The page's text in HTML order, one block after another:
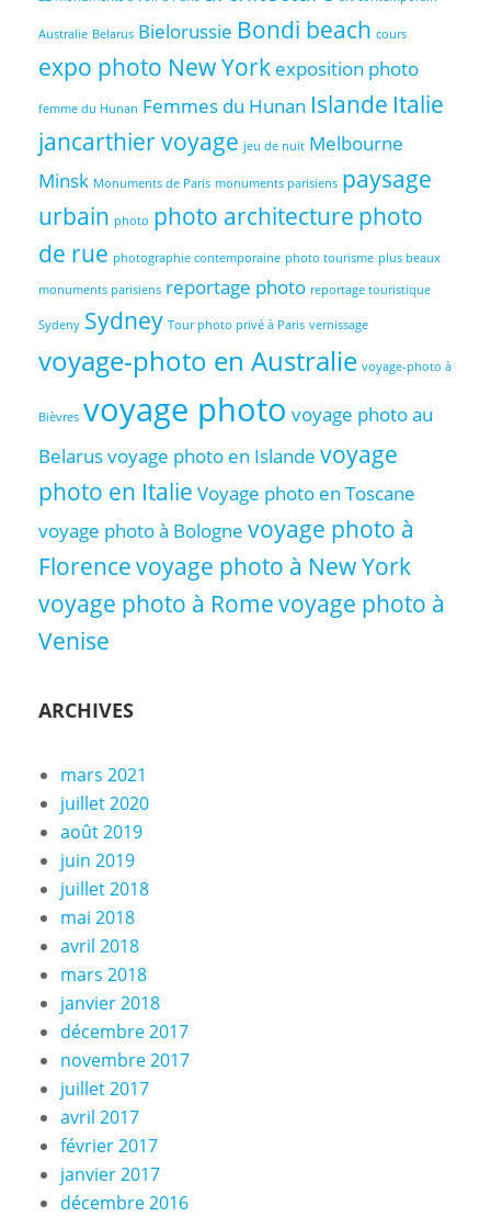
Australie Belarus Bielorussie Bondi beach cours
expo photo New York exposition photo
femme du Hunan Femmes du Hunan Islande Italie
jancarthier voyage jeu de nuit Melbourne
Minsk Monuments de Paris monuments parisiens paysage
urbain photo photo architecture photo
de rue photographie contemporaine photo tourisme plus beaux
monuments parisiens reportage photo reportage touristique
Sydeny Sydney Tour photo privé à Paris vernissage
voyage-photo en Australie voyage-photo à
Bièvres voyage photo voyage photo au
Belarusvoyage photo en Islande voyage
photo en Italie Voyage photo en Toscane
voyage photo à Bologne voyage photo à
Florencevoyage photo à New York
voyage photo à Romevoyage photo à
Venise
ARCHIVES
mars 2021
juillet 2020
août 2019
juin 2019
juillet 2018
mai 2018
avril 2018
mars 2018
janvier 2018
décembre 2017
novembre 2017
juillet 2017
avril 2017
février 2017
janvier 2017
décembre 2016